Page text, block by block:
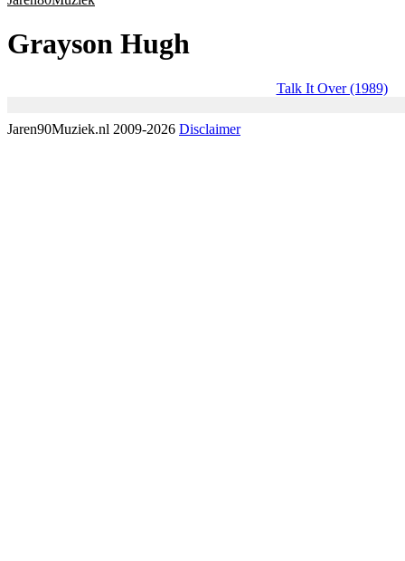
Grayson Hugh
Talk It Over (1989)
Jaren90Muziek.nl 2009-2026 Disclaimer